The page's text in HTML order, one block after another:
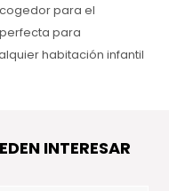
para el
para
habitación infantil
de cuidar, siendo
INTERESAR